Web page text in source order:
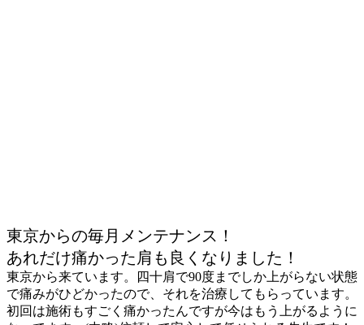
東京からの毎月メンテナンス！
あれだけ痛かった肩も良くなりました！
東京から来ています。四十肩で90度までしか上がらない状態
で痛みがひどかったので、それを治療してもらっています。
初回は施術もすごく痛かったんですが今はもう上がるように